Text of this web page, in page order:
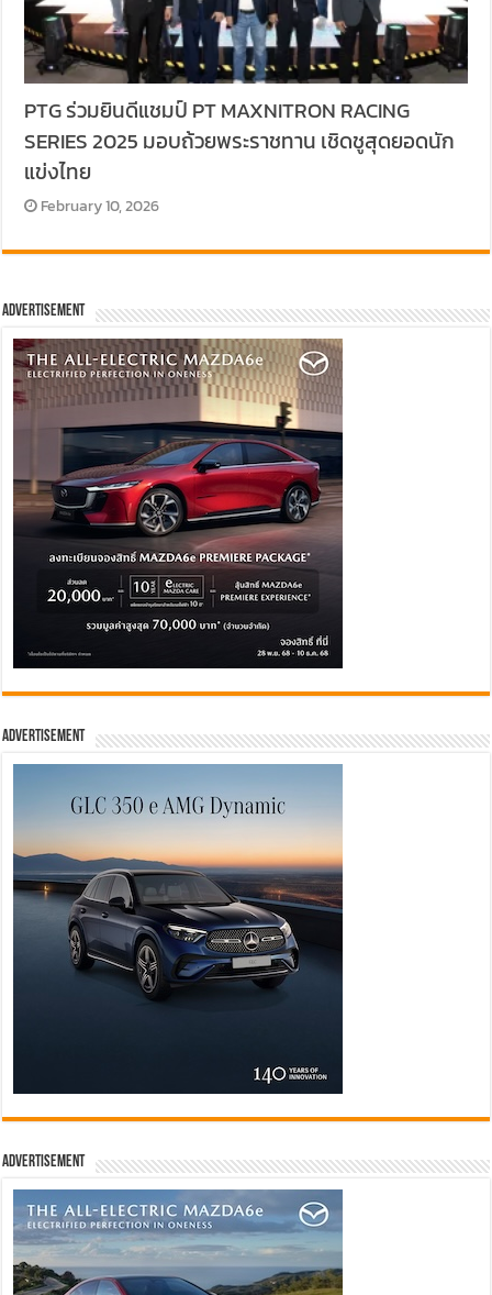
PTG ร่วมยินดีแชมป์ PT MAXNITRON RACING
SERIES 2025 มอบถ้วยพระราชทาน เชิดชูสุดยอดนัก
แข่งไทย
February 10, 2026
Advertisement
Advertisement
Advertisement